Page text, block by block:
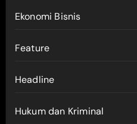
Ekonomi Bisnis
Feature
Headline
Hukum dan Kriminal